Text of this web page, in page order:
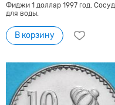
Фиджи 1 доллар 1997 год. Сосуд
для воды.
В корзину